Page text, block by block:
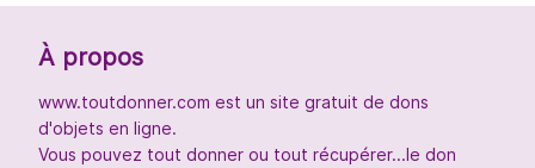
À propos
www.toutdonner.com est un site gratuit de dons
d'objets en ligne.
Vous pouvez tout donner ou tout récupérer...le don